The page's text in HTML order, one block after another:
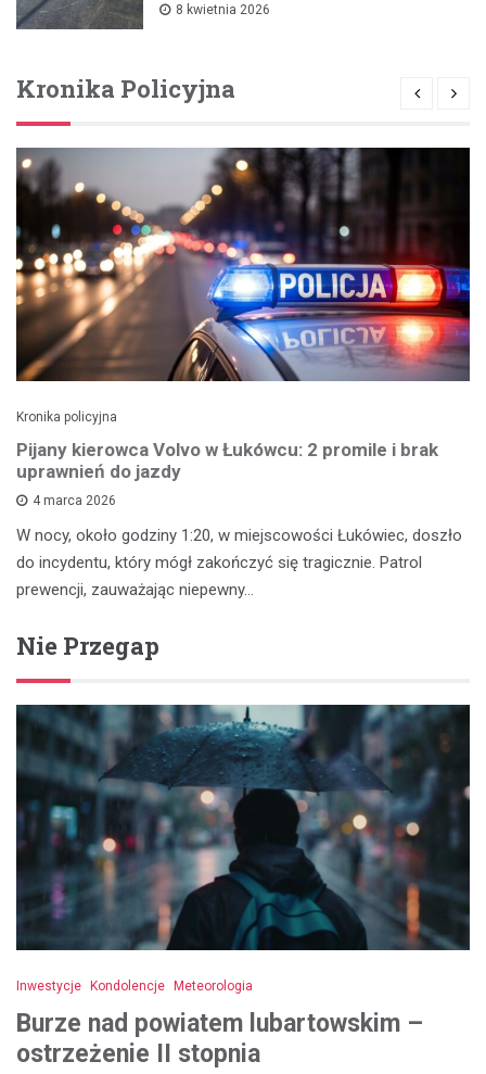
8 kwietnia 2026
Kronika Policyjna
Kronika policyjna
Pijany kierowca Volvo w Łukówcu: 2 promile i brak
uprawnień do jazdy
4 marca 2026
W nocy, około godziny 1:20, w miejscowości Łukówiec, doszło
do incydentu, który mógł zakończyć się tragicznie. Patrol
prewencji, zauważając niepewny…
Nie Przegap
Inwestycje Kondolencje Meteorologia
Burze nad powiatem lubartowskim –
ostrzeżenie II stopnia